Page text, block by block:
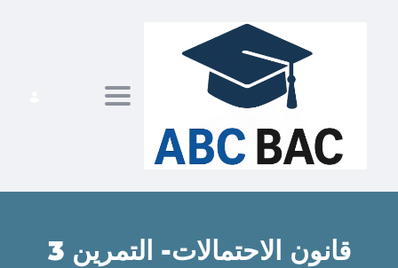
navigation
قانون الاحتمالات- التمرين 3